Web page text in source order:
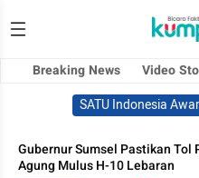
Breaking News Video
SATU Indonesia
Gubernur Sumsel Pastikan Tol
Agung Mulus H-10 Lebaran